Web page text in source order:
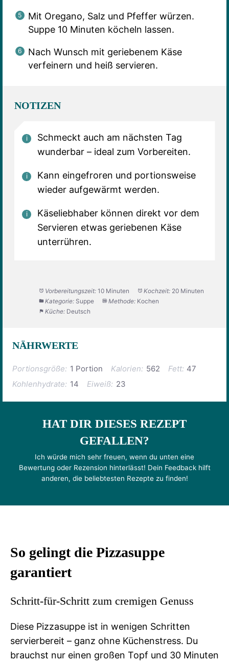
Mit Oregano, Salz und Pfeffer würzen.
Suppe 10 Minuten köcheln lassen.
Nach Wunsch mit geriebenem Käse
verfeinern und heiß servieren.
NOTIZEN
Schmeckt auch am nächsten Tag
wunderbar – ideal zum Vorbereiten.
Kann eingefroren und portionsweise
wieder aufgewärmt werden.
Käseliebhaber können direkt vor dem
Servieren etwas geriebenen Käse
unterrühren.
Vorbereitungszeit: 10 Minuten Kochzeit: 20 Minuten
Kategorie: Suppe Methode: Kochen
Küche: Deutsch
NÄHRWERTE
Portionsgröße: 1 Portion Kalorien: 562 Fett: 47
Kohlenhydrate: 14 Eiweiß: 23
HAT DIR DIESES REZEPT
GEFALLEN?
Ich würde mich sehr freuen, wenn du unten eine
Bewertung oder Rezension hinterlässt! Dein Feedback hilft
anderen, die beliebtesten Rezepte zu finden!
So gelingt die Pizzasuppe
garantiert
Schritt-für-Schritt zum cremigen Genuss
Diese Pizzasuppe ist in wenigen Schritten
servierbereit – ganz ohne Küchenstress. Du
brauchst nur einen großen Topf und 30 Minuten